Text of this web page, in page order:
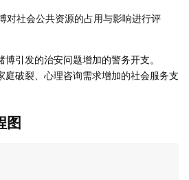
对社会公共资源的占用与影响进行评
博引发的治安问题增加的警务开支。
庭破裂、心理咨询需求增加的社会服务支
图